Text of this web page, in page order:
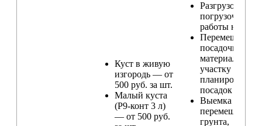
Куст в живую
изгородь — от
500 руб. за шт.
Малый куста
(Р9-конт 3 л)
— от 500 руб.
Разгрузо-
погрузочные
работы на
Перемещение
посадочного
материала по
участку и
планирование
посадок
Выемка и
перемещение
грунта,